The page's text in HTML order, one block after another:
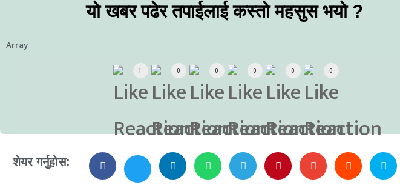
यो खबर पढेर तपाईलाई कस्तो महसुस भयो ?
Array
1 0 0 0 0 0
शेयर गर्नुहोस: